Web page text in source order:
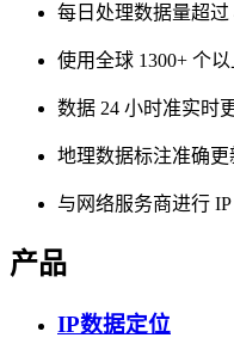
每日处理数据量超过
使用全球 1300+ 个
数据 24 小时准实时
地理数据标注准确更
与网络服务商进行
产品
IP数据定位